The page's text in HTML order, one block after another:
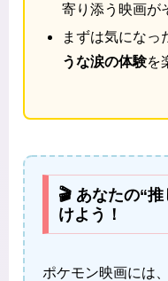
寄り添う映画が
まずは気になっ
うな涙の体験を
🎬 あなたの“
けよう！
ポケモン映画には、